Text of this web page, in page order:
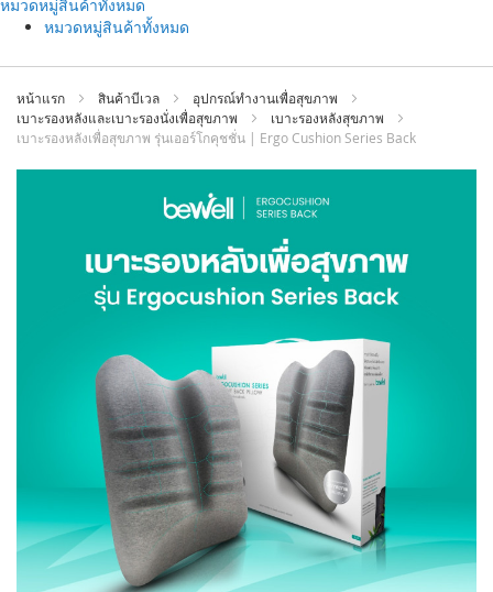
ที่
เนื้อหา
หมวดหมู่สินค้าทั้งหมด
หมวดหมู่สินค้าทั้งหมด
หน้าแรก สินค้าบีเวล
อุปกรณ์ทำงานเพื่อสุขภาพ
เบาะรองหลังและเบาะรองนั่งเพื่อสุขภาพ
เบาะรองหลังสุขภาพ
เบาะรองหลังเพื่อสุขภาพ รุ่นเออร์โกคุชชั่น | Ergo Cushion Series Back